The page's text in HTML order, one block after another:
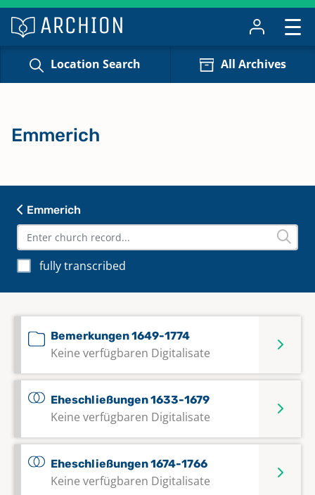
Location Search All Archives
Emmerich
fully transcribed
Bemerkungen 1649-1774
Keine verfügbaren Digitalisate
Eheschließungen 1633-1679
Keine verfügbaren Digitalisate
Eheschließungen 1674-1766
Keine verfügbaren Digitalisate
Emmerich